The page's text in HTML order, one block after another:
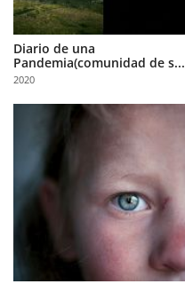
Diario de una
Pandemia(comunidad de s...
2020